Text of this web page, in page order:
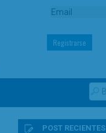
Registrarse
POST RECIENTES